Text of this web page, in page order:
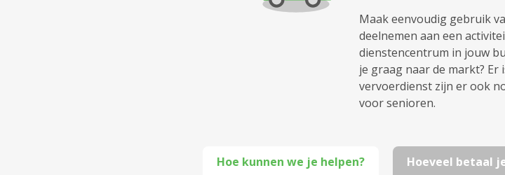
Maak eenvoudig gebruik
deelnemen aan een
dienstencentrum in jouw
je graag naar de markt?
vervoerdienst zijn er ook
voor senioren.
Hoe kunnen we je helpen? Hoeveel betaal